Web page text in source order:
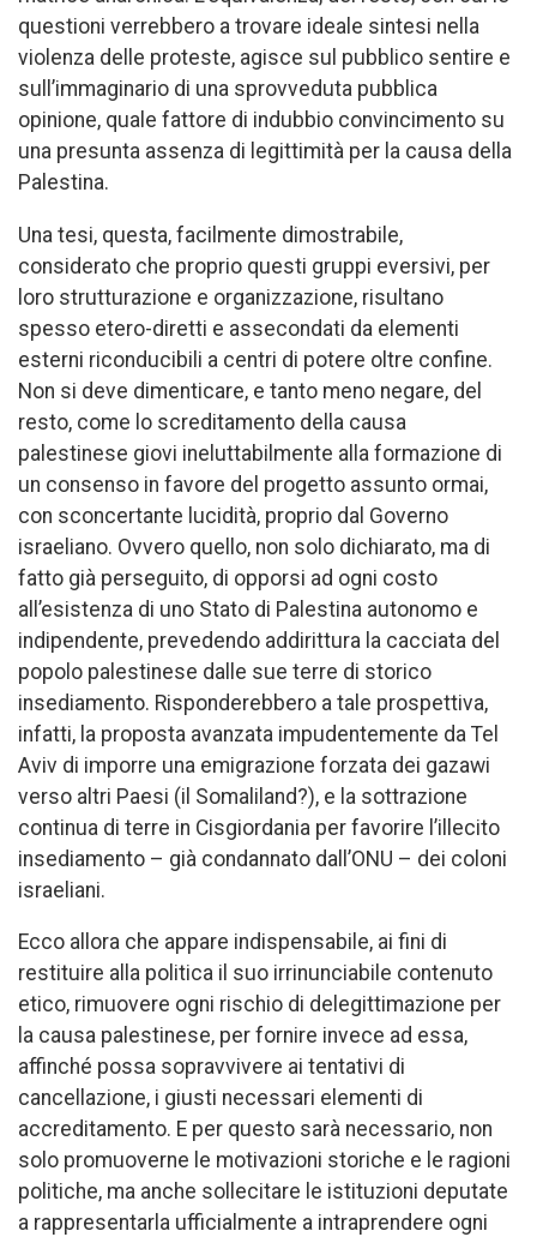
questioni verrebbero a trovare ideale sintesi nella
violenza delle proteste, agisce sul pubblico sentire e
sull’immaginario di una sprovveduta pubblica
opinione, quale fattore di indubbio convincimento su
una presunta assenza di legittimità per la causa della
Palestina.
Una tesi, questa, facilmente dimostrabile,
considerato che proprio questi gruppi eversivi, per
loro strutturazione e organizzazione, risultano
spesso etero-diretti e assecondati da elementi
esterni riconducibili a centri di potere oltre confine.
Non si deve dimenticare, e tanto meno negare, del
resto, come lo screditamento della causa
palestinese giovi ineluttabilmente alla formazione di
un consenso in favore del progetto assunto ormai,
con sconcertante lucidità, proprio dal Governo
israeliano. Ovvero quello, non solo dichiarato, ma di
fatto già perseguito, di opporsi ad ogni costo
all’esistenza di uno Stato di Palestina autonomo e
indipendente, prevedendo addirittura la cacciata del
popolo palestinese dalle sue terre di storico
insediamento. Risponderebbero a tale prospettiva,
infatti, la proposta avanzata impudentemente da Tel
Aviv di imporre una emigrazione forzata dei gazawi
verso altri Paesi (il Somaliland?), e la sottrazione
continua di terre in Cisgiordania per favorire l’illecito
insediamento – già condannato dall’ONU – dei coloni
israeliani.
Ecco allora che appare indispensabile, ai fini di
restituire alla politica il suo irrinunciabile contenuto
etico, rimuovere ogni rischio di delegittimazione per
la causa palestinese, per fornire invece ad essa,
affinché possa sopravvivere ai tentativi di
cancellazione, i giusti necessari elementi di
accreditamento. E per questo sarà necessario, non
solo promuoverne le motivazioni storiche e le ragioni
politiche, ma anche sollecitare le istituzioni deputate
a rappresentarla ufficialmente a intraprendere ogni